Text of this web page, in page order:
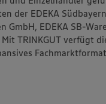
der EDEKA
GmbH, EDEKA SB-
TRINKGUT verfügt